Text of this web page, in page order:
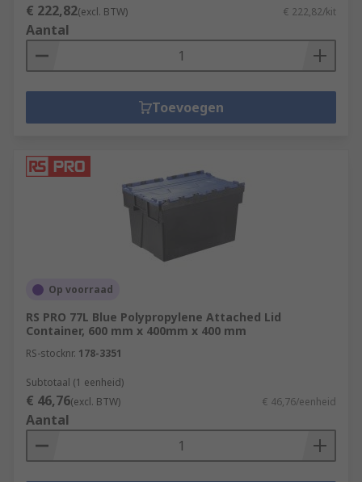
€ 222,82(excl. BTW) € 222,82/kit
Aantal
Toevoegen
Op voorraad
RS PRO 77L Blue Polypropylene Attached Lid
Container, 600 mm x 400mm x 400 mm
RS-stocknr. 178-3351
Subtotaal (1 eenheid)
€ 46,76(excl. BTW) € 46,76/eenheid
Aantal